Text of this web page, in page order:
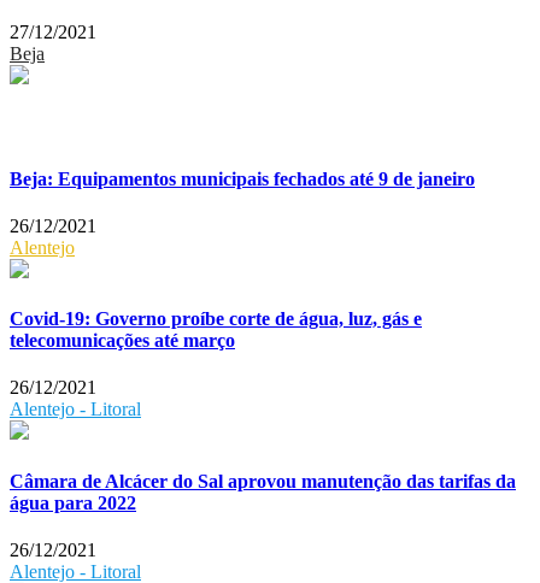
27/12/2021
Beja
Beja: Equipamentos municipais fechados até 9 de janeiro
26/12/2021
Alentejo
Covid-19: Governo proíbe corte de água, luz, gás e
telecomunicações até março
26/12/2021
Alentejo - Litoral
Câmara de Alcácer do Sal aprovou manutenção das tarifas da
água para 2022
26/12/2021
Alentejo - Litoral